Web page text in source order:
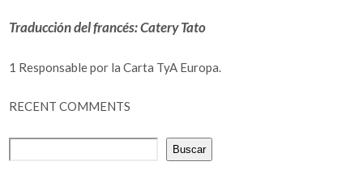
Traducción del francés: Catery Tato
1 Responsable por la Carta TyA Europa.
RECENT COMMENTS
Buscar